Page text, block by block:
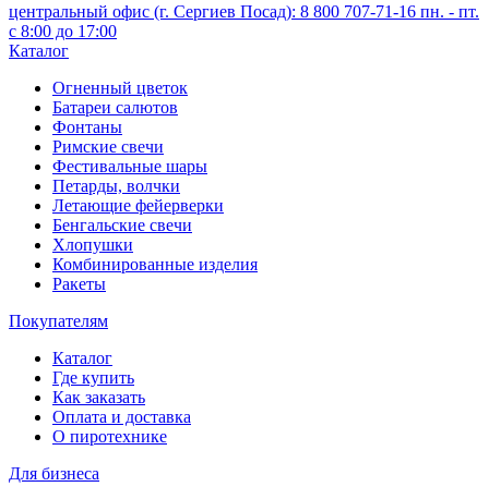
центральный офис (г. Сергиев Посад): 8 800 707-71-16 пн. - пт.
с 8:00 до 17:00
Каталог
Огненный цветок
Батареи салютов
Фонтаны
Римские свечи
Фестивальные шары
Петарды, волчки
Летающие фейерверки
Бенгальские свечи
Хлопушки
Комбинированные изделия
Ракеты
Покупателям
Каталог
Где купить
Как заказать
Оплата и доставка
О пиротехнике
Для бизнеса